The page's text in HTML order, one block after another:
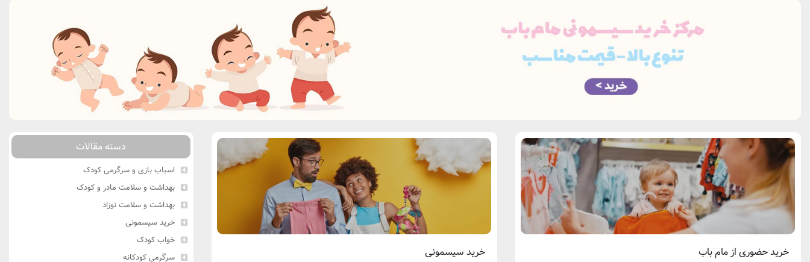
خرید حضوری از مام باب خرید سیسمونی
دسته مقالات
اسباب بازی و سرگرمی کودک
بهداشت و سلامت مادر و کودک
بهداشت و سلامت نوزاد
خرید سیسمونی
خواب کودک
سرگرمی کودکانه